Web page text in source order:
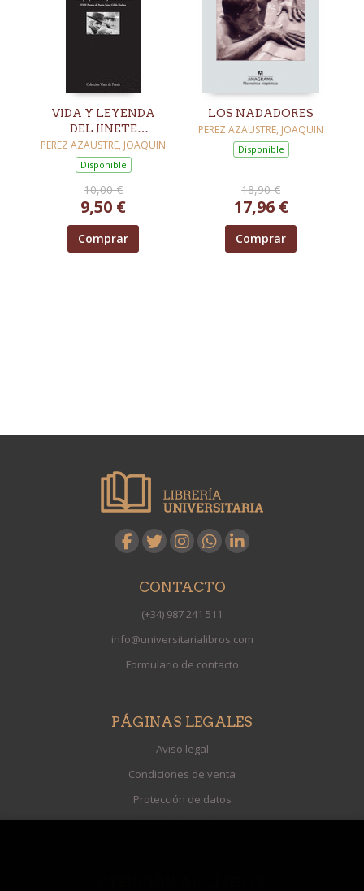
VIDA Y LEYENDA
DEL JINETE
ELÉCTRICO
PEREZ AZAUSTRE, JOAQUIN
Disponible
10,00 €
9,50 €
Comprar
LOS NADADORES
PEREZ AZAUSTRE, JOAQUIN
Disponible
18,90 €
17,96 €
Comprar
CONTACTO
(+34) 987 241 511
info@universitarialibros.com
Formulario de contacto
PÁGINAS LEGALES
Aviso legal
Condiciones de venta
Protección de datos
Política de Cookies